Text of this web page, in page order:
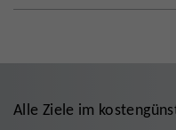
Alle Ziele im